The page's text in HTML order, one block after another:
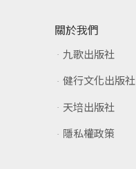
關於我們
九歌出版社
健行文化出版社
天培出版社
隱私權政策